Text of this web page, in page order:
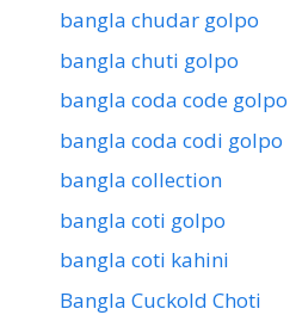
bangla chudar golpo
bangla chuti golpo
bangla coda code golpo
bangla coda codi golpo
bangla collection
bangla coti golpo
bangla coti kahini
Bangla Cuckold Choti